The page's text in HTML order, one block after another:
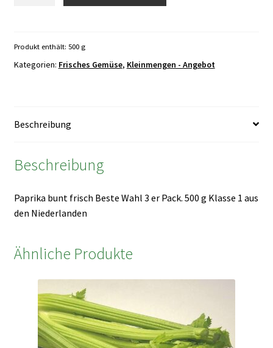
Wahl
3
g
Produkt enthält: 500 g
Kategorien: Frisches Gemüse, Kleinmengen - Angebot
Beschreibung
Beschreibung
Paprika bunt frisch Beste Wahl 3 er Pack. 500 g Klasse 1 aus
den Niederlanden
Ähnliche Produkte